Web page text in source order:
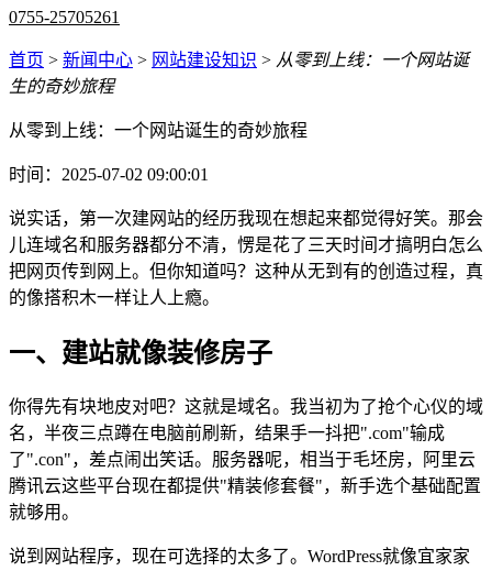
0755-25705261
首页 > 新闻中心 > 网站建设知识 > 从零到上线：一个网站诞
生的奇妙旅程
从零到上线：一个网站诞生的奇妙旅程
时间：2025-07-02 09:00:01
说实话，第一次建网站的经历我现在想起来都觉得好笑。那会
儿连域名和服务器都分不清，愣是花了三天时间才搞明白怎么
把网页传到网上。但你知道吗？这种从无到有的创造过程，真
的像搭积木一样让人上瘾。
一、建站就像装修房子
你得先有块地皮对吧？这就是域名。我当初为了抢个心仪的域
名，半夜三点蹲在电脑前刷新，结果手一抖把".com"输成
了".con"，差点闹出笑话。服务器呢，相当于毛坯房，阿里云
腾讯云这些平台现在都提供"精装修套餐"，新手选个基础配置
就够用。
说到网站程序，现在可选择的太多了。WordPress就像宜家家